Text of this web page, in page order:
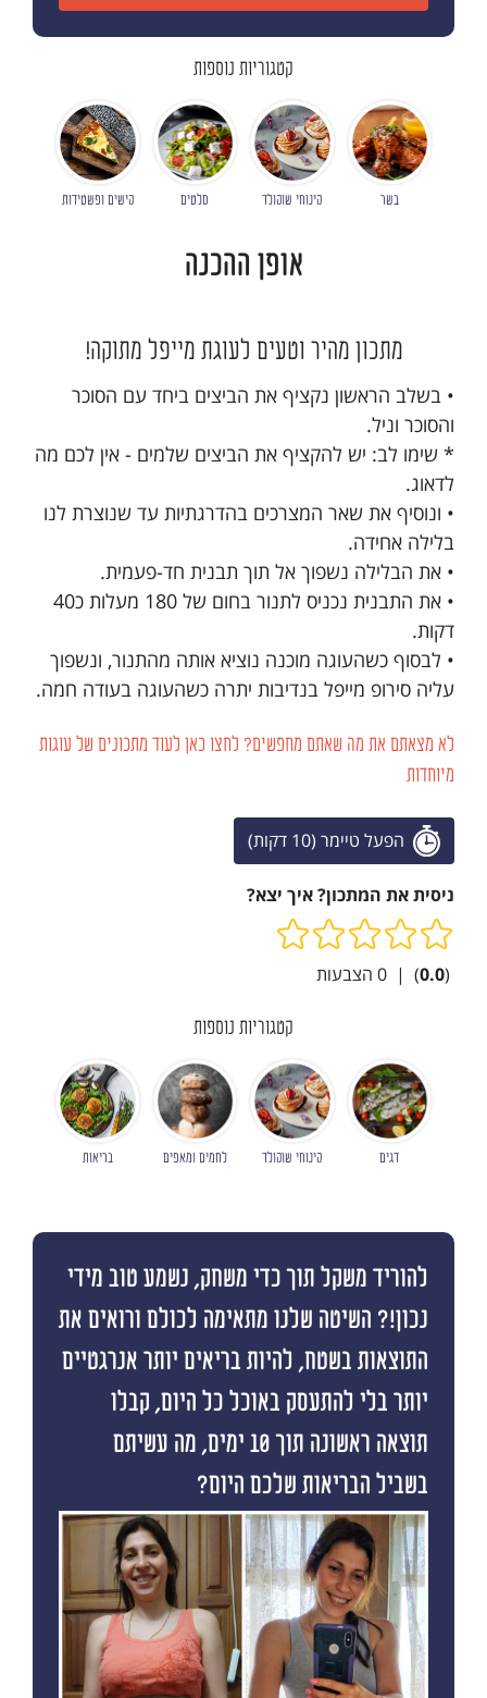
קטגוריות נוספות
בשר קינוחי שוקולד סלטים קישים ופשטידות
אופן ההכנה
מתכון מהיר וטעים לעוגת מייפל מתוקה!
• בשלב הראשון נקציף את הביצים ביחד עם הסוכר
והסוכר וניל.
* שימו לב: יש להקציף את הביצים שלמים - אין לכם מה
לדאוג.
• ונוסיף את שאר המצרכים בהדרגתיות עד שנוצרת לנו
בלילה אחידה.
• את הבלילה נשפוך אל תוך תבנית חד-פעמית.
• את התבנית נכניס לתנור בחום של 180 מעלות כ40
דקות.
• לבסוף כשהעוגה מוכנה נוציא אותה מהתנור, ונשפוך
עליה סירופ מייפל בנדיבות יתרה כשהעוגה בעודה חמה.
לא מצאתם את מה שאתם מחפשים? לחצו כאן לעוד מתכונים של עוגות
מיוחדות
הפעל טיימר (10 דקות)
ניסית את המתכון? איך יצא?
(
0.0
)
|
0 הצבעות
קטגוריות נוספות
דגים קינוחי שוקולד לחמים ומאפים בריאות
להוריד משקל תוך כדי משחק, נשמע טוב מידי
נכון!? השיטה שלנו מתאימה לכולם ורואים את
התוצאות בשטח, להיות בריאים יותר אנרגטיים
יותר בלי להתעסק באוכל כל היום, קבלו
תוצאה ראשונה תוך 10 ימים, מה עשיתם
בשביל הבריאות שלכם היום?